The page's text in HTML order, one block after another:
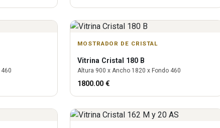
460
MOSTRADOR DE CRISTAL
Vitrina Cristal 180 B
Altura 900 x Ancho 1820 x Fondo 460
1800.00 €